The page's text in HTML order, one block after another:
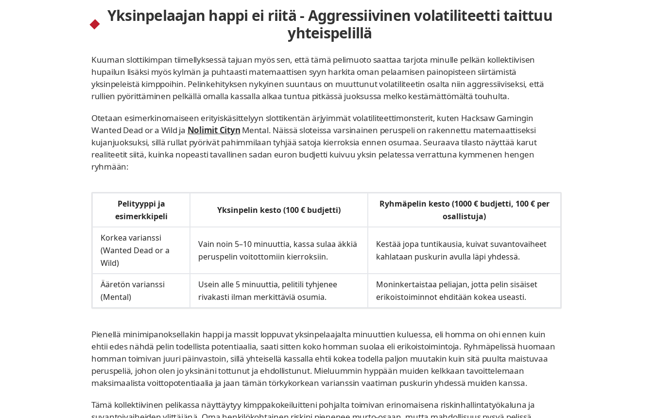
Yksinpelaajan happi ei riitä - Aggressiivinen volatiliteetti taittuu
yhteispelillä
Kuuman slottikimpan tiimellyksessä tajuan myös sen, että tämä pelimuoto saattaa tarjota minulle pelkän kollektiivisen
hupailun lisäksi myös kylmän ja puhtaasti matemaattisen syyn harkita oman pelaamisen painopisteen siirtämistä
yksinpeleistä kimppoihin. Pelinkehityksen nykyinen suuntaus on muuttunut volatiliteetin osalta niin aggressiiviseksi, että
rullien pyörittäminen pelkällä omalla kassalla alkaa tuntua pitkässä juoksussa melko kestämättömältä touhulta.
Otetaan esimerkinomaiseen erityiskäsittelyyn slottikentän ärjyimmät volatiliteettimonsterit, kuten Hacksaw Gamingin
Wanted Dead or a Wild ja Nolimit Cityn Mental. Näissä sloteissa varsinainen peruspeli on rakennettu matemaattiseksi
kujanjuoksuksi, sillä rullat pyörivät pahimmilaan tyhjää satoja kierroksia ennen osumaa. Seuraava tilasto näyttää karut
realiteetit siitä, kuinka nopeasti tavallinen sadan euron budjetti kuivuu yksin pelatessa verrattuna kymmenen hengen
ryhmään:
Pelityyppi ja
esimerkkipeli
Yksinpelin kesto (100 € budjetti)
Ryhmäpelin kesto (1000 € budjetti, 100 € per
osallistuja)
Korkea varianssi
(Wanted Dead or a
Wild)
Vain noin 5–10 minuuttia, kassa sulaa äkkiä
peruspelin voitottomiin kierroksiin.
Kestää jopa tuntikausia, kuivat suvantovaiheet
kahlataan puskurin avulla läpi yhdessä.
Ääretön varianssi
(Mental)
Usein alle 5 minuuttia, pelitili tyhjenee
rivakasti ilman merkittäviä osumia.
Moninkertaistaa peliajan, jotta pelin sisäiset
erikoistoiminnot ehditään kokea useasti.
Pienellä minimipanoksellakin happi ja massit loppuvat yksinpelaajalta minuuttien kuluessa, eli homma on ohi ennen kuin
ehtii edes nähdä pelin todellista potentiaalia, saati sitten koko homman suolaa eli erikoistoimintoja. Ryhmäpelissä huomaan
homman toimivan juuri päinvastoin, sillä yhteisellä kassalla ehtii kokea todella paljon muutakin kuin sitä puulta maistuvaa
peruspeliä, johon olen jo yksinäni tottunut ja ehdollistunut. Mieluummin hyppään muiden kelkkaan tavoittelemaan
maksimaalista voittopotentiaalia ja jaan tämän törkykorkean varianssin vaatiman puskurin yhdessä muiden kanssa.
Tämä kollektiivinen pelikassa näyttäytyy kimppakokeiluitteni pohjalta toimivan erinomaisena riskinhallintatyökaluna ja